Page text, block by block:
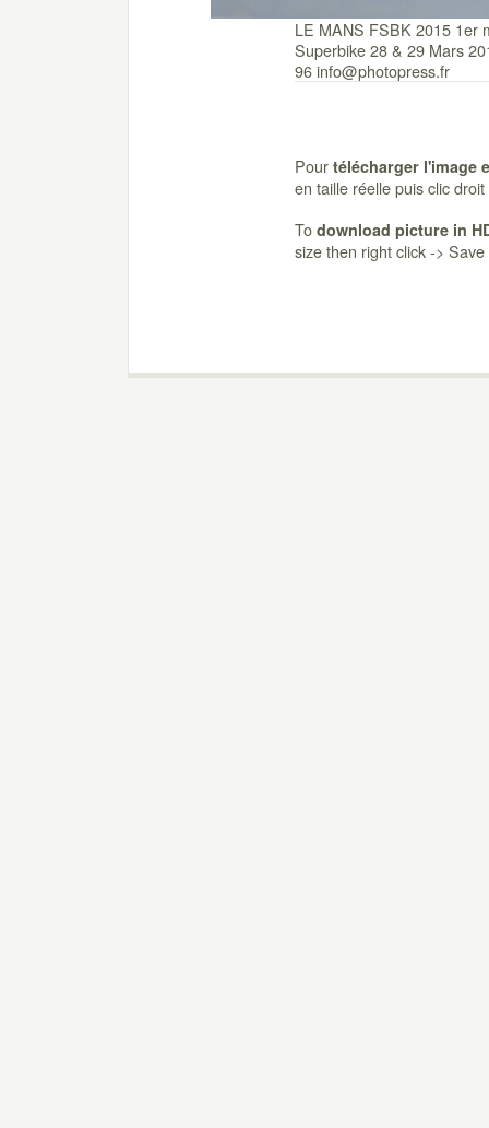
LE MANS FSBK 2015 1er
Superbike 28 & 29 Mars
96 info@photopress.fr
Pour télécharger l'image
en taille réelle puis clic
To download picture in
size then right click ->